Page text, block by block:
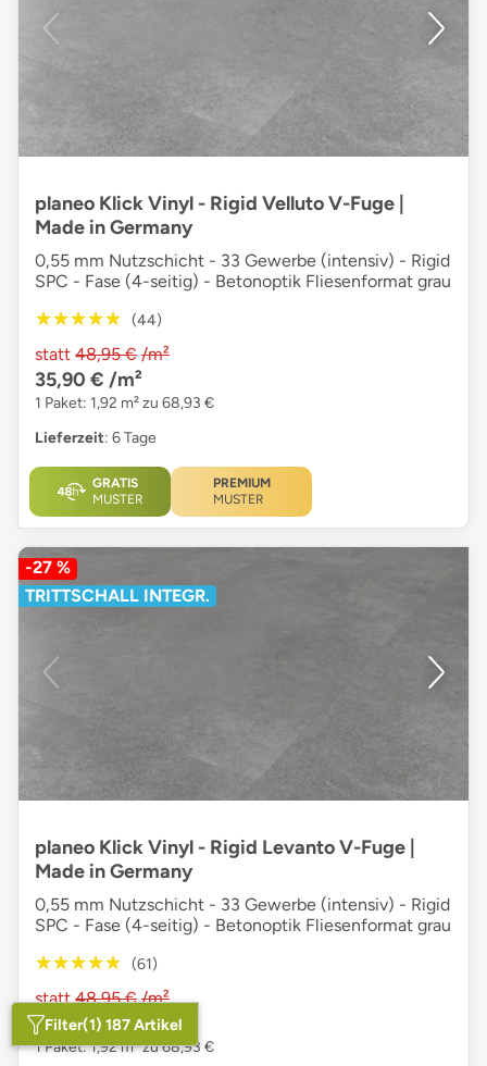
planeo Klick Vinyl - Rigid Velluto V-Fuge |
Made in Germany
0,55 mm Nutzschicht - 33 Gewerbe (intensiv) - Rigid
SPC - Fase (4-seitig) - Betonoptik Fliesenformat grau
★★★★★
★★★★★ (44)
statt 48,95 € /m²
35,90 € /m²
1 Paket: 1,92 m² zu 68,93 €
Lieferzeit: 6 Tage
GRATIS
MUSTER
PREMIUM
MUSTER
-27 %
TRITTSCHALL INTEGR.
planeo Klick Vinyl - Rigid Levanto V-Fuge |
Made in Germany
0,55 mm Nutzschicht - 33 Gewerbe (intensiv) - Rigid
SPC - Fase (4-seitig) - Betonoptik Fliesenformat grau
★★★★★
★★★★★ (61)
statt 48,95 € /m²
35,90 €/m²
1 Paket: 1,92 m² zu 68,93 €
Filter(1) 187 Artikel